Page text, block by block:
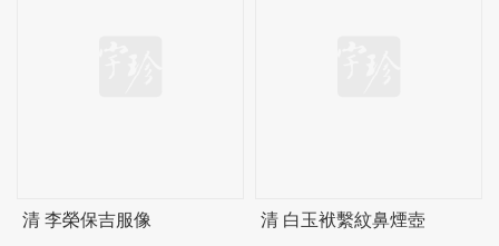
清 李榮保吉服像 清 白玉袱繫紋鼻煙壺